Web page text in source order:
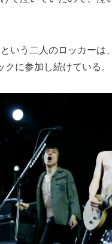
いう二人のロッカー
に参加し続けている。